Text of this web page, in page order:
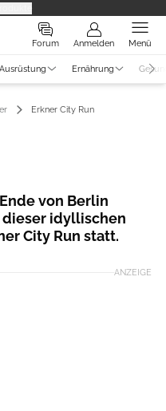
Forum Anmelden Menü
Ernährung
Erkner City Run
von Berlin
dieser idyllischen
City Run statt.
ANZEIGE